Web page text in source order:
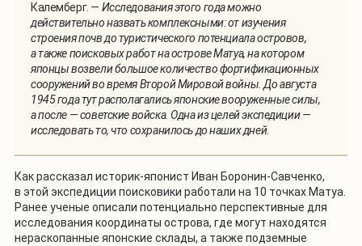
Калемберг. — Исследования этого года можно
действительно назвать комплексными: от изучения
строения почв до туристического потенциала островов,
а также поисковых работ на острове Матуа, на котором
японцы возвели большое количество фортификационных
сооружений во время Второй Мировой войны. До августа
1945 года тут располагались японские вооруженные силы,
а после — советские войска. Одна из целей экспедиции —
исследовать то, что сохранилось до наших дней.
Как рассказал историк-японист Иван Боронин-Савченко,
в этой экспедиции поисковики работали на 10 точках Матуа.
Ранее ученые описали потенциально перспективные для
исследования координаты острова, где могут находятся
нераскопанные японские склады, а также подземные